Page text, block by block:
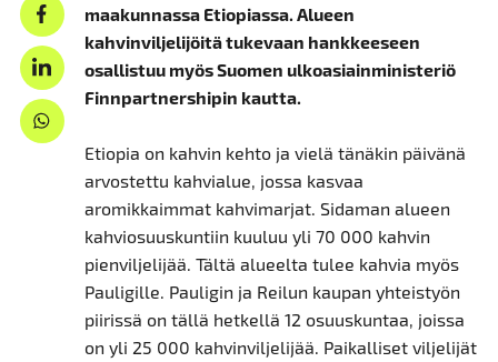
maakunnassa Etiopiassa. Alueen
kahvinviljelijöitä tukevaan hankkeeseen
osallistuu myös Suomen ulkoasiainministeriö
Finnpartnershipin kautta.
Etiopia on kahvin kehto ja vielä tänäkin päivänä
arvostettu kahvialue, jossa kasvaa
aromikkaimmat kahvimarjat. Sidaman alueen
kahviosuuskuntiin kuuluu yli 70 000 kahvin
pienviljelijää. Tältä alueelta tulee kahvia myös
Pauligille. Pauligin ja Reilun kaupan yhteistyön
piirissä on tällä hetkellä 12 osuuskuntaa, joissa
on yli 25 000 kahvinviljelijää. Paikalliset viljelijät